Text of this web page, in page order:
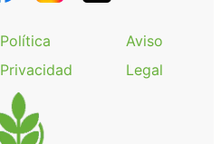
Política
Privacidad
Aviso
Legal